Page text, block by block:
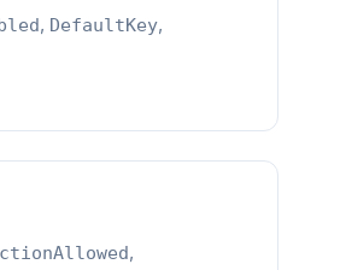
, DefaultKey,
,